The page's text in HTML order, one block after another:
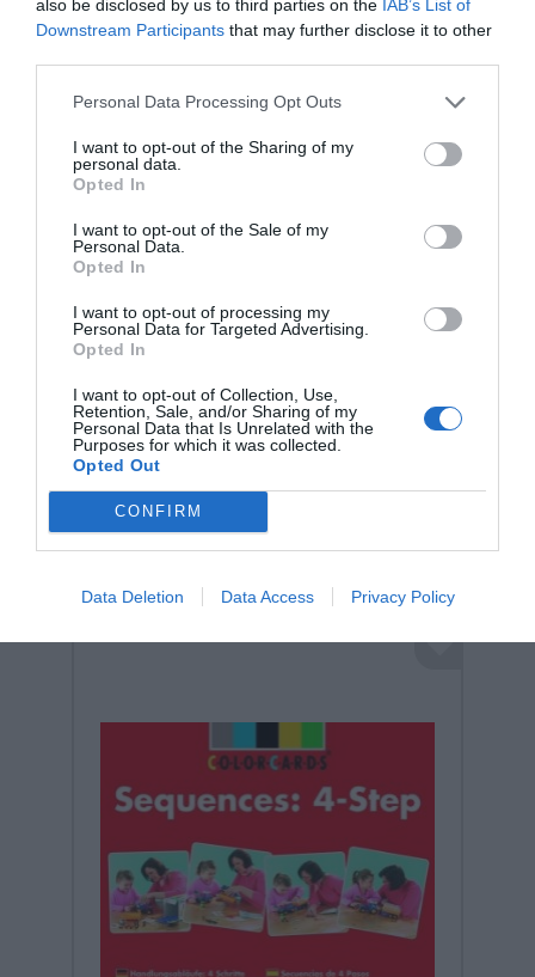
also be disclosed by us to third parties on the IAB’s List of
Downstream Participants that may further disclose it to other
Personal Data Processing Opt Outs
I want to opt-out of the Sharing of my
personal data.
Opted In
I want to opt-out of the Sale of my
Personal Data.
Opted In
I want to opt-out of processing my
Personal Data for Targeted Advertising.
Opted In
I want to opt-out of Collection, Use,
Retention, Sale, and/or Sharing of my
Personal Data that Is Unrelated with the
Purposes for which it was collected.
Opted Out
CONFIRM
Data Deletion Data Access Privacy Policy
μαθητή.
Η παγκόσμια απήχηση της Speechmark οφείλεται
είναικατάλληλα για χρήση σε οποιαδήποτε
γλώσσα
, καθώς οι φωτογραφίες και οι
εικονογραφήσεις τους δεν περιέχουν κείμενο. Η
τυπογραφία και οι πεντακάθαρες εικόνες καθιστούν
τις κάρτες της Speechmark εξαιρετικά εύχρηστες και
απόλυτα κατανοητές, ακόμη και από παιδιά πολύ
μικρής ηλικίας. Με έμφαση στη λεπτομέρεια και την
επιστημονική εγκυρότητα, η Speechmark συνεχίζει να
εξοπλίζει τους εκπαιδευτικούς και τους θεραπευτές
και μάθησης.
Σχετικά προϊόντα